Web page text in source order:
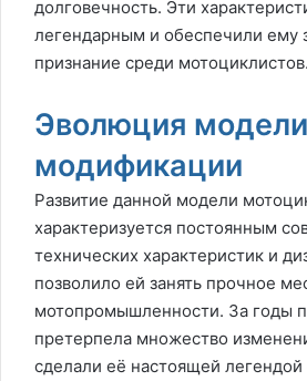
долговечность. Эти
легендарным и обеспечили ему
признание среди мотоциклистов.
Эволюция
модификации
Развитие данной модели
характеризуется постоянным
технических характеристик и
позволило ей занять прочное
мотопромышленности. За годы
претерпела множество
сделали её настоящей